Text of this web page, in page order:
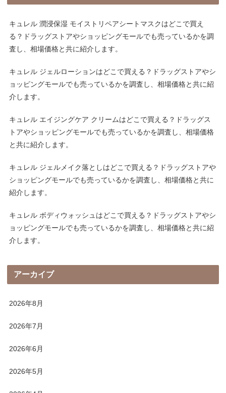
キュレル 潤浸保湿 モイストリペアシートマスクはどこで買え
る？ドラッグストアやショッピングモールでも売っているかを調
査し、相場価格と共に紹介します。
キュレル ジェルローションはどこで買える？ドラッグストアやシ
ョッピングモールでも売っているかを調査し、相場価格と共に紹
介します。
キュレル エイジングケア クリームはどこで買える？ドラッグス
トアやショッピングモールでも売っているかを調査し、相場価格
と共に紹介します。
キュレル ジェルメイク落としはどこで買える？ドラッグストアや
ショッピングモールでも売っているかを調査し、相場価格と共に
紹介します。
キュレル ボディウォッシュはどこで買える？ドラッグストアやシ
ョッピングモールでも売っているかを調査し、相場価格と共に紹
介します。
アーカイブ
2026年8月
2026年7月
2026年6月
2026年5月